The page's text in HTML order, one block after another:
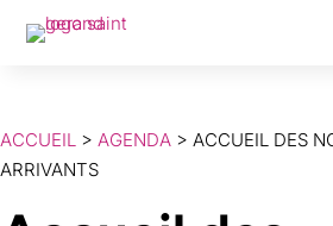
ACCUEIL > AGENDA > ACCUEIL DES
ARRIVANTS